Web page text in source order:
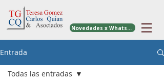
Novedades x WhatsApp
Entrada
Todas las entradas